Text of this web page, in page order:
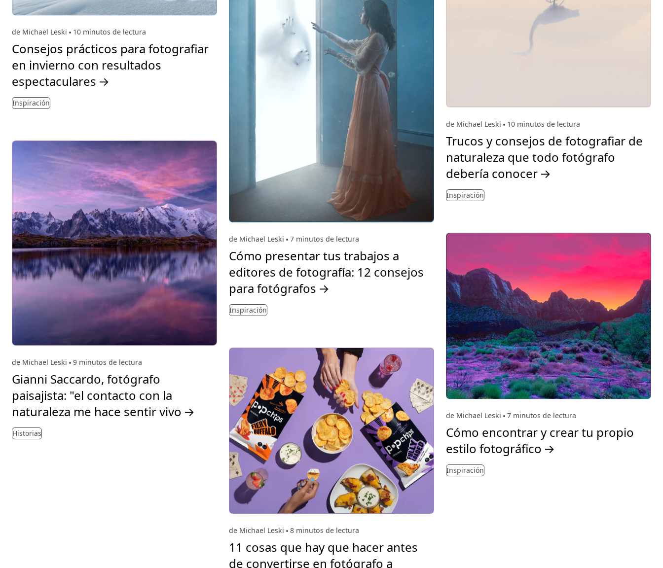
de Michael Leski 10 minutos de lectura
Consejos prácticos para fotografiar
en invierno con resultados
espectaculares →
Inspiración
de Michael Leski 9 minutos de lectura
Gianni Saccardo, fotógrafo
paisajista: "el contacto con la
naturaleza me hace sentir vivo →
Historias
de Michael Leski 7 minutos de lectura
Cómo presentar tus trabajos a
editores de fotografía: 12 consejos
para fotógrafos →
Inspiración
de Michael Leski 8 minutos de lectura
11 cosas que hay que hacer antes
de convertirse en fotógrafo a
de Michael Leski 10 minutos de lectura
Trucos y consejos de fotografiar de
naturaleza que todo fotógrafo
debería conocer →
Inspiración
de Michael Leski 7 minutos de lectura
Cómo encontrar y crear tu propio
estilo fotográfico →
Inspiración